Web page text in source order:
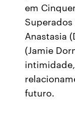
em
Anastasia
(Jamie
futuro.